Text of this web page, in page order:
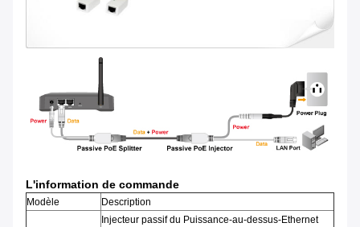
L'information de commande
Modèle Description
Injecteur passif du Puissance-au-dessus-Ethernet